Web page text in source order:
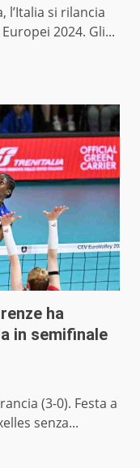
l’Italia si rilancia
2024. Gli...
ha
in semifinale
(3-0). Festa a
senza...